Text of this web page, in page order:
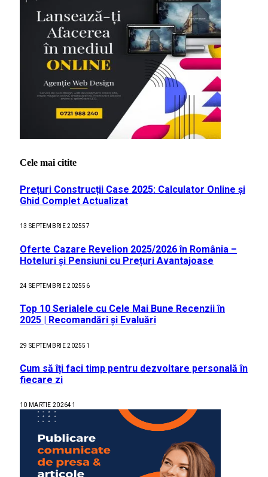
Cele mai citite
Prețuri Construcții Case 2025: Calculator Online și
Ghid Complet Actualizat
13 SEPTEMBRIE 202557
Oferte Cazare Revelion 2025/2026 în România –
Hoteluri și Pensiuni cu Prețuri Avantajoase
24 SEPTEMBRIE 202556
Top 10 Serialele cu Cele Mai Bune Recenzii în
2025 | Recomandări și Evaluări
29 SEPTEMBRIE 202551
Cum să îți faci timp pentru dezvoltare personală în
fiecare zi
10 MARTIE 202641